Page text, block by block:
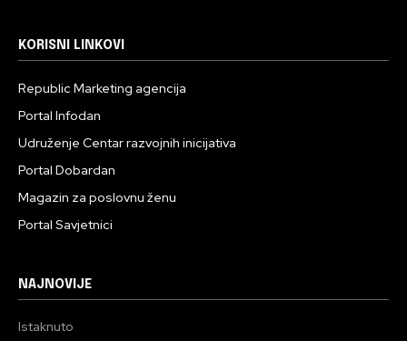
KORISNI LINKOVI
Republic Marketing agencija
Portal Infodan
Udruženje Centar razvojnih inicijativa
Portal Dobardan
Magazin za poslovnu ženu
Portal Savjetnici
NAJNOVIJE
Istaknuto